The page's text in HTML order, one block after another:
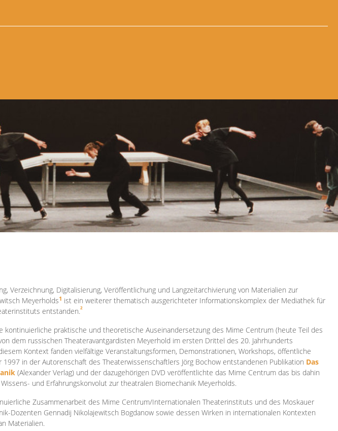
Verzeichnung, Digitalisierung, Veröffentlichung und Langzeitarchivierung von Materialien zur
Meyerholds1 ist ein weiterer thematisch ausgerichteter Informationskomplex der Mediathek für
entstanden.2
kontinuierliche praktische und theoretische Auseinandersetzung des Mime Centrum (heute Teil des
dem russischen Theateravantgardisten Meyerhold im ersten Drittel des 20. Jahrhunderts
Kontext fanden vielfältige Veranstaltungsformen, Demonstrationen, Workshops, öffentliche
1997 in der Autorenschaft des Theaterwissenschaftlers Jörg Bochow entstandenen Publikation Das
(Alexander Verlag) und der dazugehörigen DVD veröffentlichte das Mime Centrum das bis dahin
und Erfahrungskonvolut zur theatralen Biomechanik Meyerholds.
Zusammenarbeit des Mime Centrum/Internationalen Theaterinstituts und des Moskauer
Dozenten Gennadij Nikolajewitsch Bogdanow sowie dessen Wirken in internationalen Kontexten
Materialien.